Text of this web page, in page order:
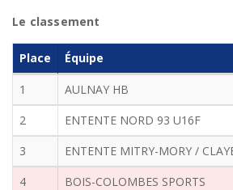
Le classement
Place Équipe
1
AULNAY HB
2
ENTENTE NORD 93 U16F
3
ENTENTE MITRY-MORY /
4
BOIS-COLOMBES SPORTS